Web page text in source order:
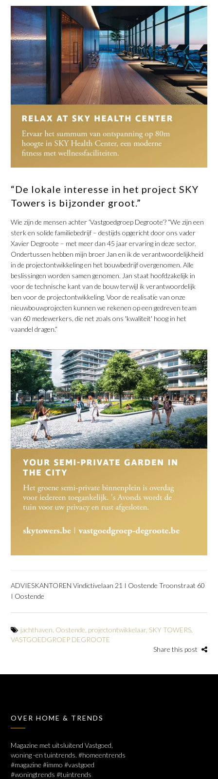
“De lokale interesse in het project SKY
Towers is bijzonder groot.”
Wie zijn de mensen achter ‘Vastgoedgroep Degroote’? “We zijn een
sterk en solide familiebedrijf – destijds opgericht door ons vader
Xavier Degroote – met meer dan 45 jaar ervaring in deze sector.
Ondertussen hebben mijn broer Jan en ik de verantwoordelijkheid
in de projectontwikkeling en het bouwbedrijf overgenomen. Alle
beslissingen worden samen genomen. Jan staat hoofdzakelijk in
voor de technische kant van de bouw terwijl ik verantwoordelijk
ben voor de projectontwikkeling. Voor de realisatie van onze
nieuwbouwprojecten kunnen we rekenen op een gedreven team
van 60 medewerkers, die net zoals ons 'kwaliteit' hoog in het
vaandel dragen.”
ADVIESKANTOREN Vindictivelaan 21 I Oostende Troonstraat 60
I Oostende
jachthaven Oostende projectontwikkelaar SKY TOWERS
VASTGOEDGROEP DEGROOTE
Share this post
OVER HOME & TRENDS
Magazine met uitsluitend Vastgoed,
woning -en tuintrends. #homeentrends
#magazine #immo #vastgoed
#woningtrends #tuintrends